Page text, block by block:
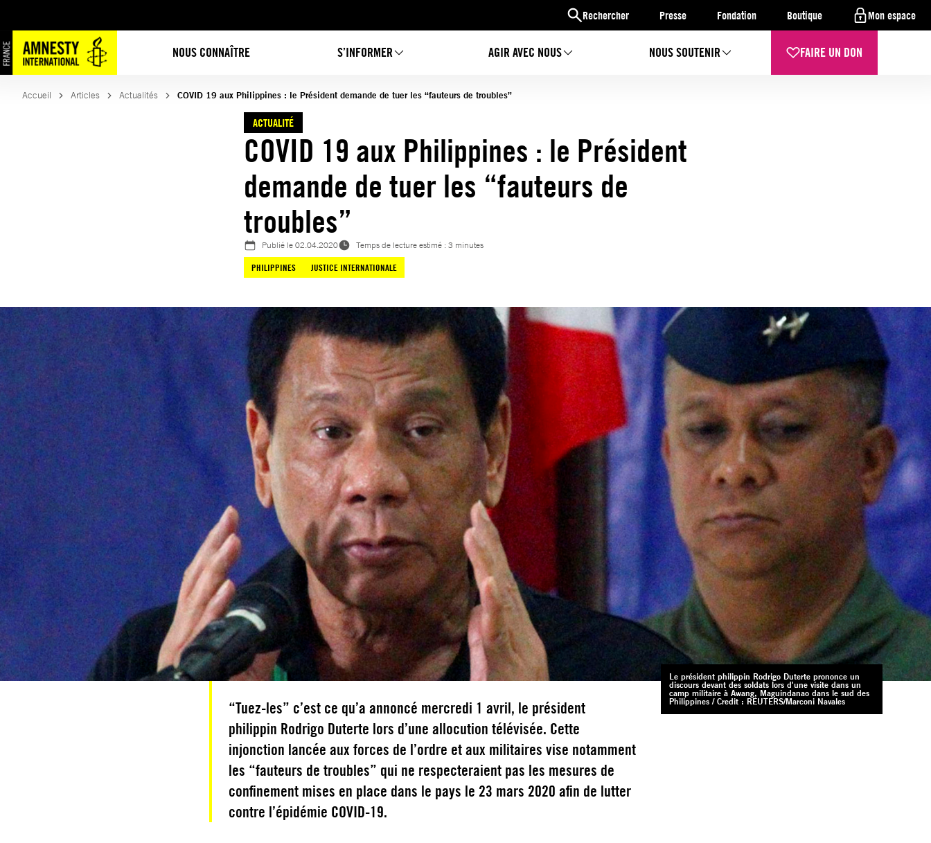
Rechercher Presse Fondation Boutique Mon espace
NOUS CONNAÎTRE S’INFORMER AGIR AVEC NOUS NOUS SOUTENIR FAIRE UN DON
au
contenu
Accueil Articles Actualités COVID 19 aux Philippines : le Président demande de tuer les “fauteurs de troubles”
ACTUALITÉ
COVID 19 aux Philippines : le Président
demande de tuer les “fauteurs de
troubles”
Publié le02.04.2020
Temps de lecture estimé : 3 minutes
PHILIPPINES
JUSTICE INTERNATIONALE
Le président philippin Rodrigo Duterte prononce un
discours devant des soldats lors d'une visite dans un
camp militaire à Awang, Maguindanao dans le sud des
Philippines / Credit : REUTERS/Marconi Navales
“Tuez-les” c’est ce qu’a annoncé mercredi 1 avril, le président
philippin Rodrigo Duterte lors d’une allocution télévisée. Cette
injonction lancée aux forces de l’ordre et aux militaires vise notamment
les “fauteurs de troubles” qui ne respecteraient pas les mesures de
confinement mises en place dans le pays le 23 mars 2020 afin de lutter
contre l’épidémie COVID-19.